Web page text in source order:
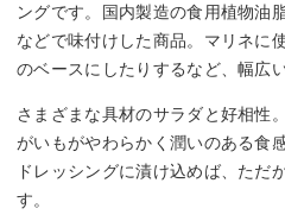
ングです。国内製造の食用植物油
などで味付けした商品。マリネに
のベースにしたりするなど、幅広
さまざまな具材のサラダと好相性
がいもがやわらかく潤いのある食
ドレッシングに漬け込めば、ただ
す。